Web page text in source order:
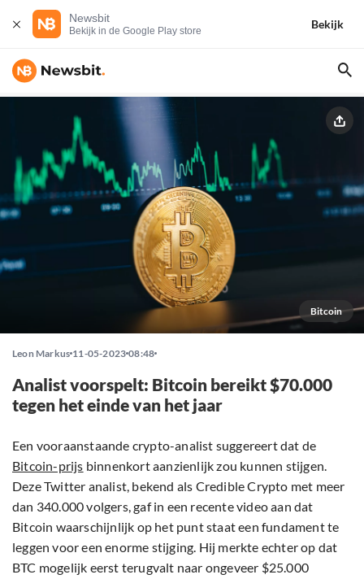
Newsbit
Bekijk in de Google Play store
Bekijk
Bitcoin
Leon Markus 11-05-2023 08:48
Analist voorspelt: Bitcoin bereikt $70.000
tegen het einde van het jaar
Een vooraanstaande crypto-analist suggereert dat de
Bitcoin-prijs binnenkort aanzienlijk zou kunnen stijgen.
Deze Twitter analist, bekend als Credible Crypto met meer
dan 340.000 volgers, gaf in een recente video aan dat
Bitcoin waarschijnlijk op het punt staat een fundament te
leggen voor een enorme stijging. Hij merkte echter op dat
BTC mogelijk eerst terugvalt naar ongeveer $25.000